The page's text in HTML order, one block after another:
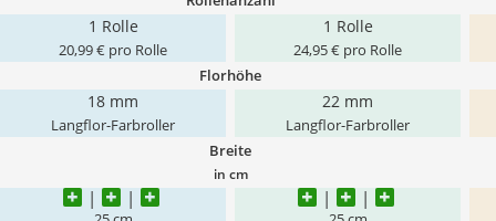
1 Rolle
20,99 € pro Rolle
1 Rolle
24,95 € pro Rolle
Florhöhe
18 mm
Langflor-Farbroller
22 mm
Langflor-Farbroller
Breite
in cm